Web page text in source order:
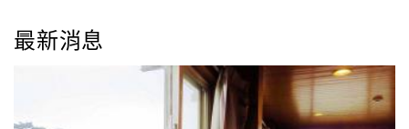
玩
樂
最新消息